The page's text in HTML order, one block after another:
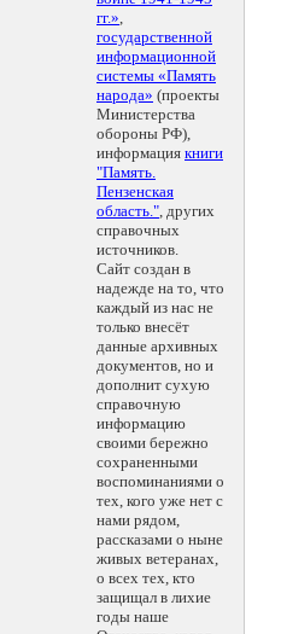
гг.»,
государственной
информационной
системы «Память
народа» (проекты
Министерства
обороны РФ),
информация книги
"Память.
Пензенская
область.", других
справочных
источников.
Сайт создан в
надежде на то, что
каждый из нас не
только внесёт
данные архивных
документов, но и
дополнит сухую
справочную
информацию
своими бережно
сохраненными
воспоминаниями о
тех, кого уже нет с
нами рядом,
рассказами о ныне
живых ветеранах,
о всех тех, кто
защищал в лихие
годы наше